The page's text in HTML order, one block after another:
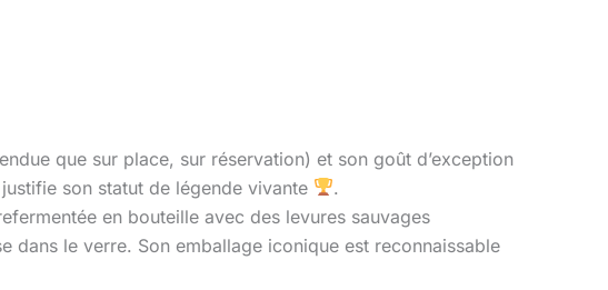
que sur place, sur réservation) et son goût d’exception
son statut de légende vivante
.
en bouteille avec des levures sauvages
dans le verre. Son emballage iconique est reconnaissable